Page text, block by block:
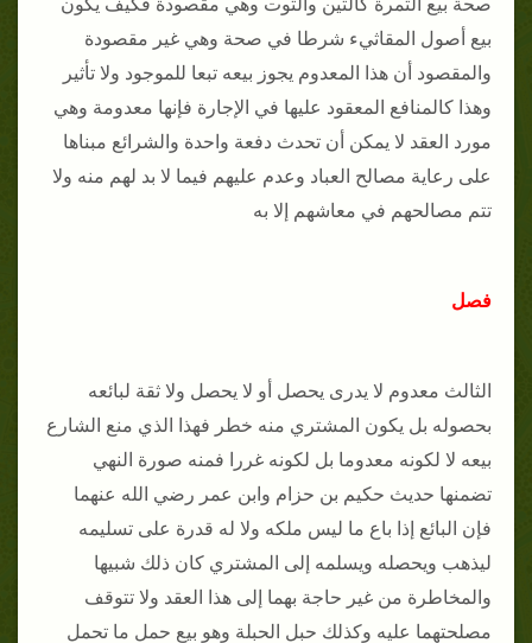
صحة بيع الثمرة كالتين والتوت وهي مقصودة فكيف يكون
بيع أصول المقاثيء شرطا في صحة وهي غير مقصودة
والمقصود أن هذا المعدوم يجوز بيعه تبعا للموجود ولا تأثير
وهذا كالمنافع المعقود عليها في الإجارة فإنها معدومة وهي
مورد العقد لا يمكن أن تحدث دفعة واحدة والشرائع مبناها
على رعاية مصالح العباد وعدم عليهم فيما لا بد لهم منه ولا
تتم مصالحهم في معاشهم إلا به
فصل
الثالث معدوم لا يدرى يحصل أو لا يحصل ولا ثقة لبائعه
بحصوله بل يكون المشتري منه خطر فهذا الذي منع الشارع
بيعه لا لكونه معدوما بل لكونه غررا فمنه صورة النهي
تضمنها حديث حكيم بن حزام وابن عمر رضي الله عنهما
فإن البائع إذا باع ما ليس ملكه ولا له قدرة على تسليمه
ليذهب ويحصله ويسلمه إلى المشتري كان ذلك شبيها
والمخاطرة من غير حاجة بهما إلى هذا العقد ولا تتوقف
مصلحتهما عليه وكذلك حبل الحبلة وهو بيع حمل ما تحمل